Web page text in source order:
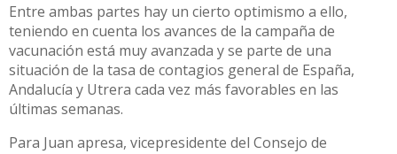
Entre ambas partes hay un cierto optimismo a ello,
teniendo en cuenta los avances de la campaña de
vacunación está muy avanzada y se parte de una
situación de la tasa de contagios general de España,
Andalucía y Utrera cada vez más favorables en las
últimas semanas.
Para Juan apresa, vicepresidente del Consejo de